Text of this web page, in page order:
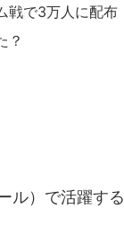
戦で3万人に配布
？
ル）で活躍する